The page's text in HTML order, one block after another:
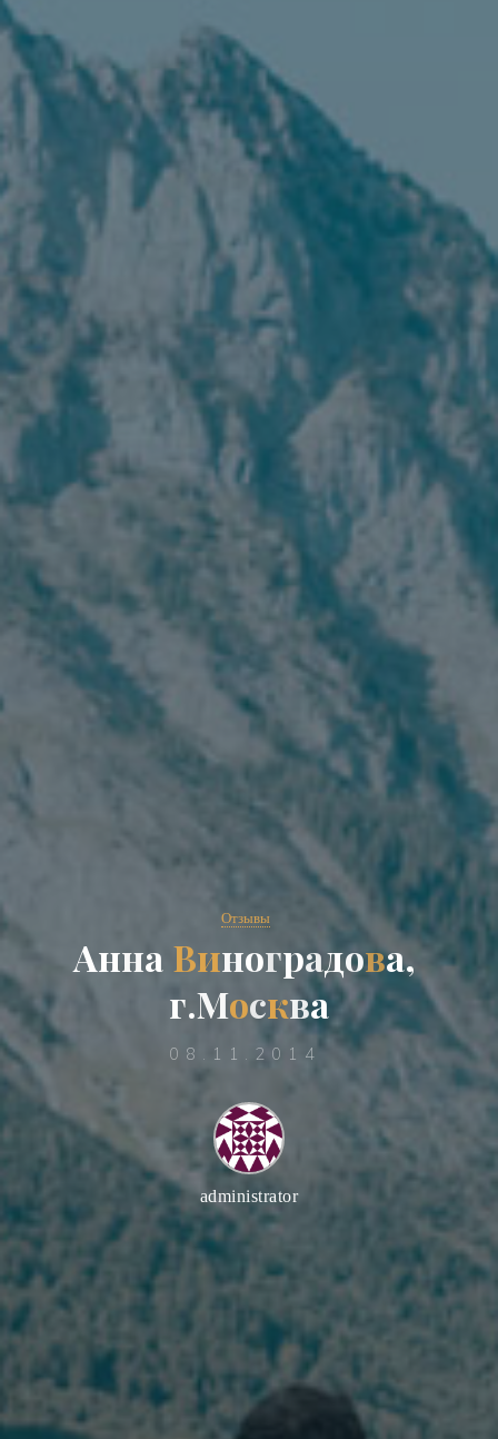
Отзывы
А
Анна Вин
но
ог
градо
ова,
г.Москва
08.11.2014
administrator